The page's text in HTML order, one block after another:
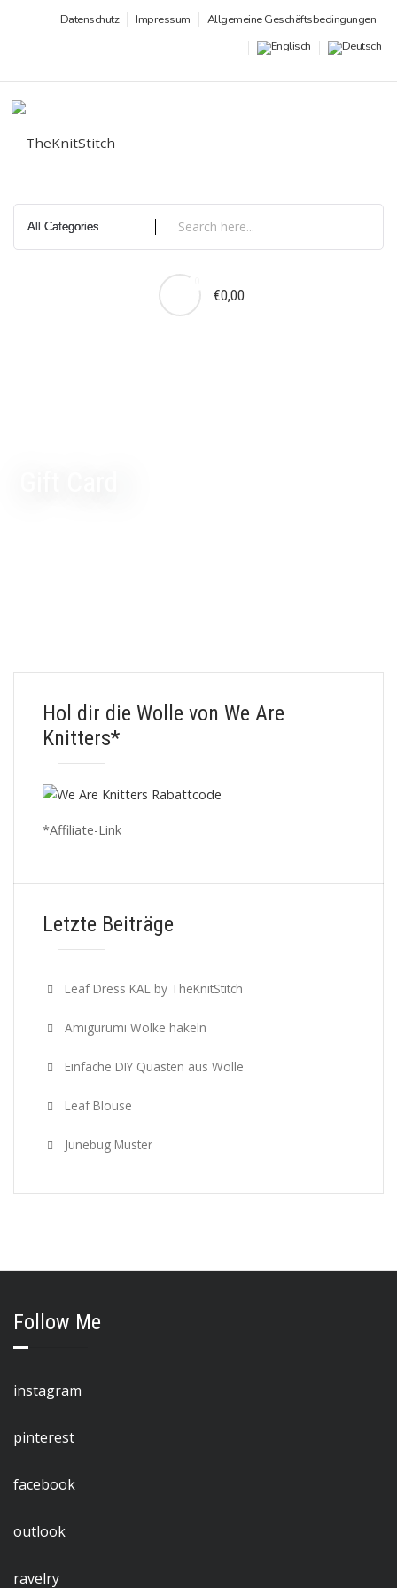
Datenschutz Impressum Allgemeine Geschäftsbedingungen
€0,00
Hol dir die Wolle von We Are
Knitters*
*Affiliate-Link
Letzte Beiträge
Leaf Dress KAL by TheKnitStitch
Amigurumi Wolke häkeln
Einfache DIY Quasten aus Wolle
Leaf Blouse
Junebug Muster
Follow Me
instagram
pinterest
facebook
outlook
ravelry